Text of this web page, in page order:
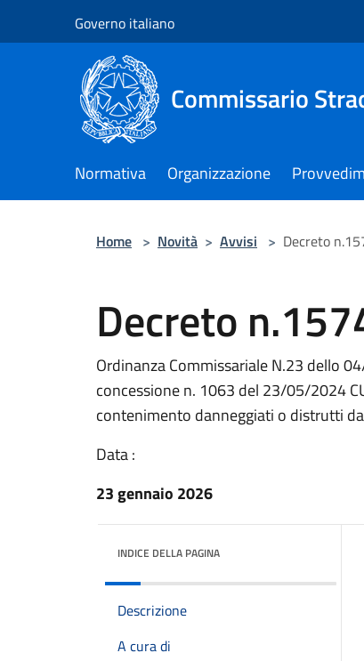
Governo italiano
Commissario
Normativa Organizzazione
Home > Novità > Avvisi > Decreto
Decreto
Ordinanza Commissariale N.23 dello
concessione n. 1063 del 23/05/2024
contenimento danneggiati o distrutti
Data :
23 gennaio 2026
INDICE DELLA PAGINA
Descrizione
A cura di